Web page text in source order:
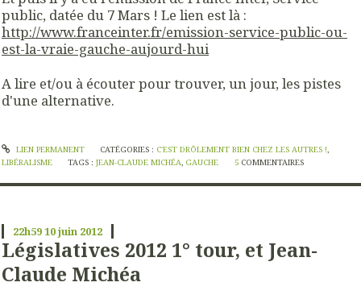
public, datée du 7 Mars ! Le lien est là :
http://www.franceinter.fr/emission-service-public-ou-
est-la-vraie-gauche-aujourd-hui
A lire et/ou à écouter pour trouver, un jour, les pistes
d'une alternative.
LIEN PERMANENT CATÉGORIES : C'EST DRÔLEMENT BIEN CHEZ LES AUTRES !,
LIBÉRALISME
TAGS :JEAN-CLAUDE MICHÉA, GAUCHE 5 COMMENTAIRES
22h5910juin 2012
Législatives 2012 1° tour, et Jean-
Claude Michéa